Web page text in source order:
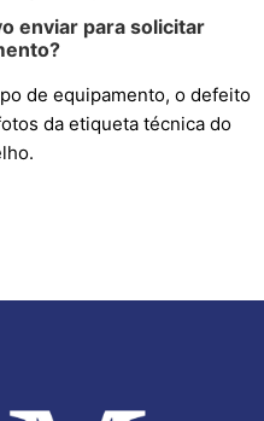
enviar para solicitar
de equipamento, o defeito
da etiqueta técnica do